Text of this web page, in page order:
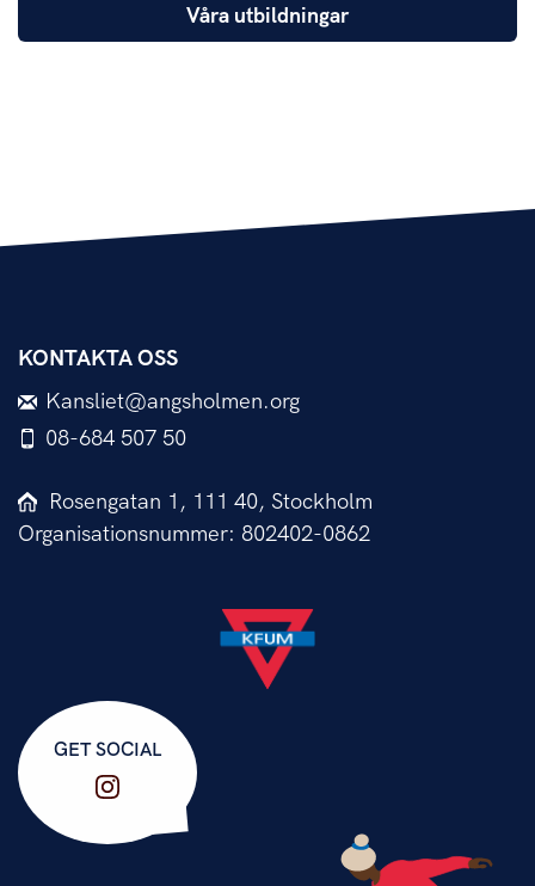
Våra utbildningar
KONTAKTA OSS
Kansliet@angsholmen.org
08-684 507 50
Rosengatan 1, 111 40, Stockholm
Organisationsnummer: 802402-0862
GET SOCIAL